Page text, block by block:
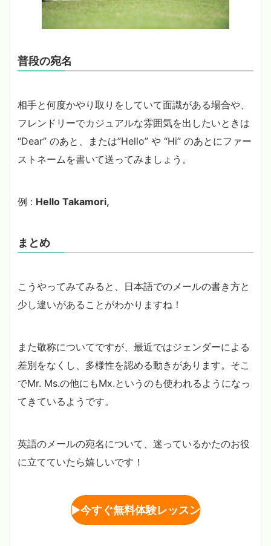
普段の宛名
相手と何度かやり取りをしていて面識がある場合や、
フレンドリーでカジュアルな雰囲気を出したいときは
“Dear” のあと、または”Hello” や “Hi” のあとにファー
ストネームを書いて送ってみましょう。
例 : Hello Takamori,
まとめ
こうやってみてみると、日本語でのメールの書き方と
少し違いがあることがわかりますね！
また敬称についてですが、最近ではジェンダーによる
差別をなくし、多様性を認める動きがあります。そこ
でMr. Ms.の他にもMx.というのも使われるようになっ
てきているようです。
英語のメールの宛名について、迷っているかたのお役
に立てていたら嬉しいです！
▶︎今すぐ無料体験レッスン